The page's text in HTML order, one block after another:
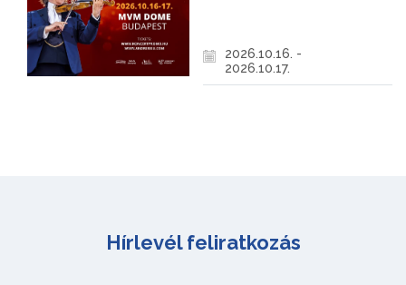
2026.10.16. -
2026.10.17.
Hírlevél feliratkozás